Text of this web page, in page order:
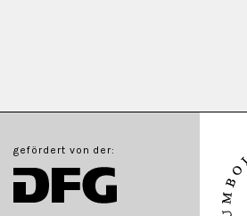
gefördert von der: